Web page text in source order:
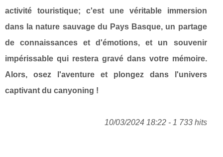
activité touristique; c'est une véritable immersion
dans la nature sauvage du Pays Basque, un partage
de connaissances et d'émotions, et un souvenir
impérissable qui restera gravé dans votre mémoire.
Alors, osez l'aventure et plongez dans l'univers
captivant du canyoning !
10/03/2024 18:22 - 1 733 hits